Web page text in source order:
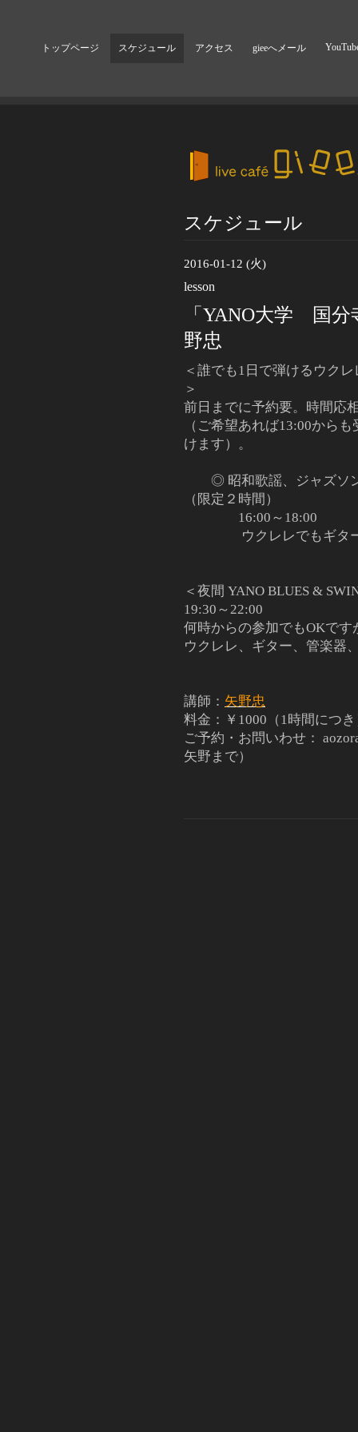
トップページ スケジュール アクセス gieeへメール
スケジュール
2016-01-12 (火)
lesson
「YANO大学 国分
野忠
＜誰でも1日で弾けるウク
＞
前日までに予約要。時間応
（ご希望あれば13:00からも
けます）。
◎ 昭和歌謡、ジャズソ
（限定２時間）
16:00～18:00
ウクレレでもギター
＜夜間 YANO BLUES &
19:30～22:00
何時からの参加でもOKで
ウクレレ、ギター、管楽器
講師： 矢野忠
料金：￥1000（1時間につ
ご予約・お問いわせ：
矢野まで）